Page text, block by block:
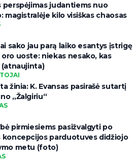
perspėjimas judantiems nuo
magistralėje kilo visiškas chaosas
sako jau parą laiko esantys įstrigę
oro uoste: niekas nesako, kas
(atnaujinta)
žinia: K. Evansas pasirašė sutartį
„Žalgiriu“
pirmiesiems pasižvalgyti po
koncepcijos parduotuves didžiojo
metu (foto)